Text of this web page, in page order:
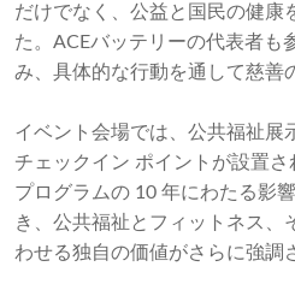
だけでなく、公益と国民の健康
た。ACEバッテリーの代表者も
み、具体的な行動を通して慈善
イベント会場では、公共福祉展
チェックイン ポイントが設置
プログラムの 10 年にわたる影
き、公共福祉とフィットネス、
わせる独自の価値がさらに強調